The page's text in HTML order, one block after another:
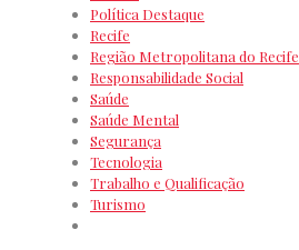
Política Destaque
Recife
Região Metropolitana do Recife
Responsabilidade Social
Saúde
Saúde Mental
Segurança
Tecnologia
Trabalho e Qualificação
Turismo